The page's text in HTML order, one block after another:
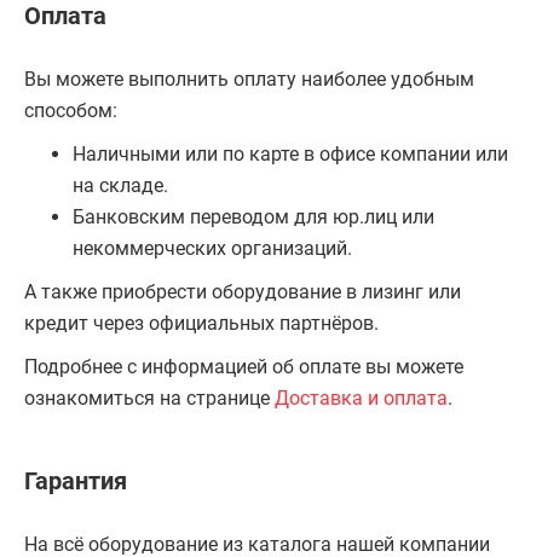
Оплата
Вы можете выполнить оплату наиболее удобным
способом:
Наличными или по карте в офисе компании или
на складе.
Банковским переводом для юр.лиц или
некоммерческих организаций.
А также приобрести оборудование в лизинг или
кредит через официальных партнёров.
Подробнее с информацией об оплате вы можете
ознакомиться на странице Доставка и оплата.
Гарантия
На всё оборудование из каталога нашей компании